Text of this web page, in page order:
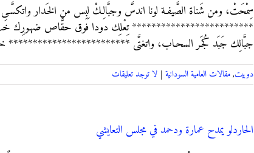
سِمْحَتْ، ومن شَناة الصَّيفـة لونا اندسَّ وجبَّالِـكْ لِبِس من الخَـدار واتكسَّـى يا
************************* تِعْلِك دودا فوق حقَّاص ضهـورِك خَتَّ
جبَّالِك جَبَد كُجَـر السحـاب، واتغتَّى ************************* خرَّفْـتِ،
دوبيت,مقالات العامية السودانية | لا توجد تعليقات
الحاردلو يمدح عمارة ودحمد في مجلس التعايشي